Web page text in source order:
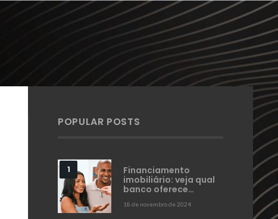
POPULAR POSTS
Financiamento
imobiliário: veja qual
banco oferece…
18 de novembro de 2024